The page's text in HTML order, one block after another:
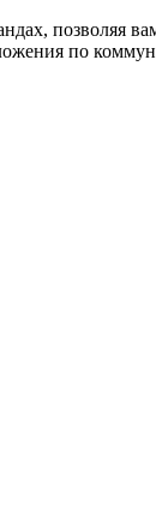
позволяя
по